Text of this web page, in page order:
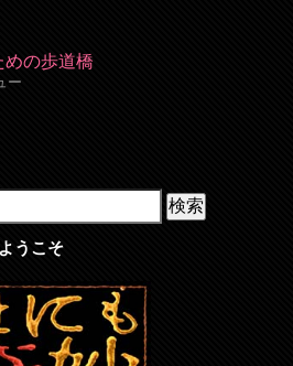
めの歩道橋
ー
うこそ